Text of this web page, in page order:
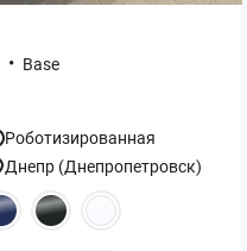
• Base
Роботизированная
Днепр (Днепропетровск)